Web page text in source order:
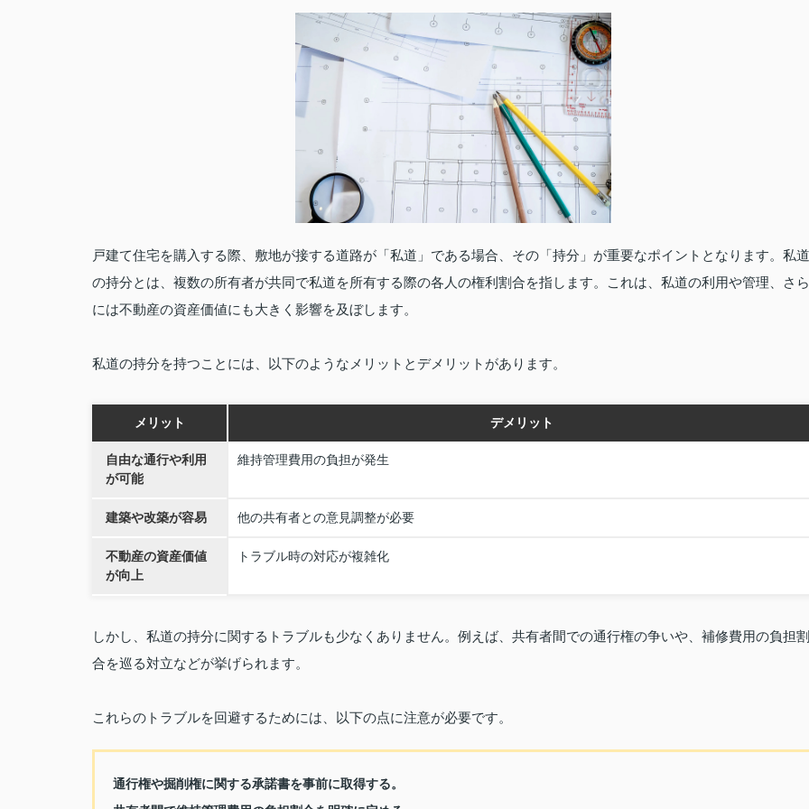
戸建て住宅を購入する際、敷地が接する道路が「私道」である場合、その「持分」が重要なポイントとなります。私道
の持分とは、複数の所有者が共同で私道を所有する際の各人の権利割合を指します。これは、私道の利用や管理、さら
には不動産の資産価値にも大きく影響を及ぼします。
私道の持分を持つことには、以下のようなメリットとデメリットがあります。
メリット デメリット
自由な通行や利用
が可能
維持管理費用の負担が発生
建築や改築が容易 他の共有者との意見調整が必要
不動産の資産価値
が向上
トラブル時の対応が複雑化
しかし、私道の持分に関するトラブルも少なくありません。例えば、共有者間での通行権の争いや、補修費用の負担割
合を巡る対立などが挙げられます。
これらのトラブルを回避するためには、以下の点に注意が必要です。
通行権や掘削権に関する承諾書を事前に取得する。